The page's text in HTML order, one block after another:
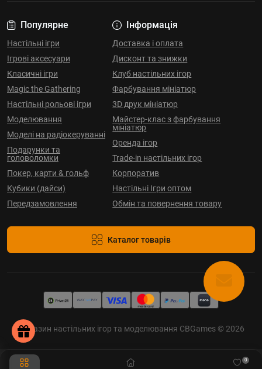
0
Популярне
Настільні ігри
Ігрові аксесуари
Класичні ігри
Magic the Gathering
Настільні рольові ігри
Моделювання
Моделі на радіокеруванні
Подарунки та
головоломки
Покер, карти & гольф
Кубики (дайси)
Передзамовлення
Інформація
Доставка і оплата
Дисконт та знижки
Клуб настільних ігор
Фарбування мініатюр
3D друк мініатюр
Майстер-клас з фарбування
мініатюр
Оренда ігор
Trade-in настільних ігор
Корпоратив
Настільні Ігри оптом
Обмін та повернення товару
Каталог товарів
Магазин настільних ігор та моделювання CBGames © 2026